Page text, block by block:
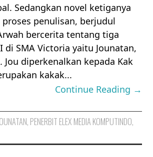
Sedangkan novel ketiganya
penulisan, berjudul
bercerita tentang tiga
di SMA Victoria yaitu Jounatan,
Jou diperkenalkan kepada Kak
kakak...
Continue Reading →
, PENERBIT ELEX MEDIA KOMPUTINDO,